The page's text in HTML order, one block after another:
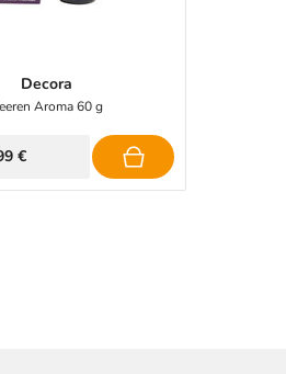
Decora
Aroma 60 g
€